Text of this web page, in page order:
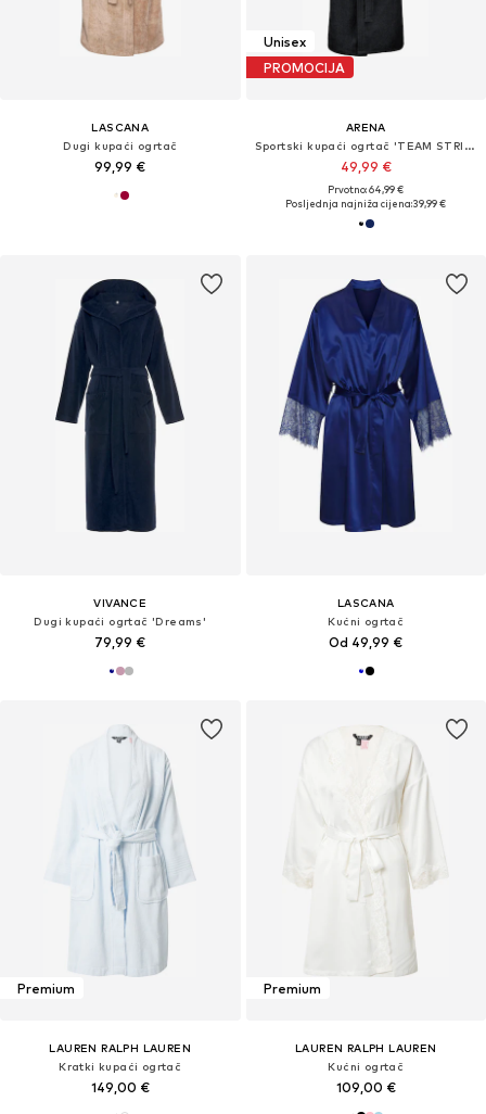
LASCANA
Dugi kupaći ogrtač
99,99 €
Unisex
PROMOCIJA
ARENA
Sportski kupaći ogrtač 'TEAM STRIPE'
49,99 €
Prvotno: 64,99 €
Posljednja najniža cijena:39,99 €
VIVANCE
Dugi kupaći ogrtač 'Dreams'
79,99 €
LASCANA
Kućni ogrtač
Od 49,99 €
Premium
LAUREN RALPH LAUREN
Kratki kupaći ogrtač
149,00 €
Premium
LAUREN RALPH LAUREN
Kućni ogrtač
109,00 €